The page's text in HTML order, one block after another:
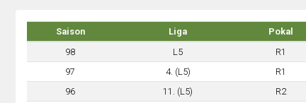
Saison Liga Pokal
98
L5 R1
97
4. (L5) R1
96
11. (L5) R2